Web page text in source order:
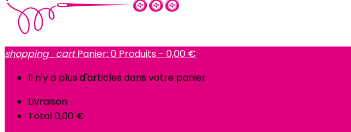
shopping_cart Panier: 0 Produits - 0,00 €
Il n'y a plus d'articles dans votre panier
Livraison
Total0,00 €